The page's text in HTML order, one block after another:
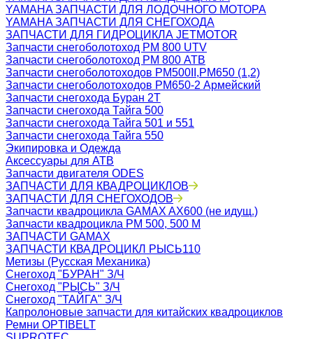
YAMAHA ЗАПЧАСТИ ДЛЯ ЛОДОЧНОГО МОТОРА
YAMAHA ЗАПЧАСТИ ДЛЯ СНЕГОХОДА
ЗАПЧАСТИ ДЛЯ ГИДРОЦИКЛА JETMOTOR
Запчасти снегоболотоход РМ 800 UTV
Запчасти снегоболотоход РМ 800 АТВ
Запчасти снегоболотоходов РМ500II,РМ650 (1,2)
Запчасти снегоболотоходов РМ650-2 Армейский
Запчасти снегохода Буран 2Т
Запчасти снегохода Тайга 500
Запчасти снегохода Тайга 501 и 551
Запчасти снегохода Тайга 550
Экипировка и Одежда
Аксессуары для АТВ
Запчасти двигателя ODES
ЗАПЧАСТИ ДЛЯ КВАДРОЦИКЛОВ
ЗАПЧАСТИ ДЛЯ СНЕГОХОДОВ
Запчасти квадроцикла GAMAX AX600 (не идущ.)
Запчасти квадроцикла РМ 500, 500 М
ЗАПЧАСТИ GAMAX
ЗАПЧАСТИ КВАДРОЦИКЛ РЫСЬ110
Метизы (Русская Механика)
Снегоход "БУРАН" З/Ч
Снегоход "РЫСЬ" З/Ч
Снегоход "ТАЙГА" З/Ч
Капролоновые запчасти для китайских квадроциклов
Ремни OPTIBELT